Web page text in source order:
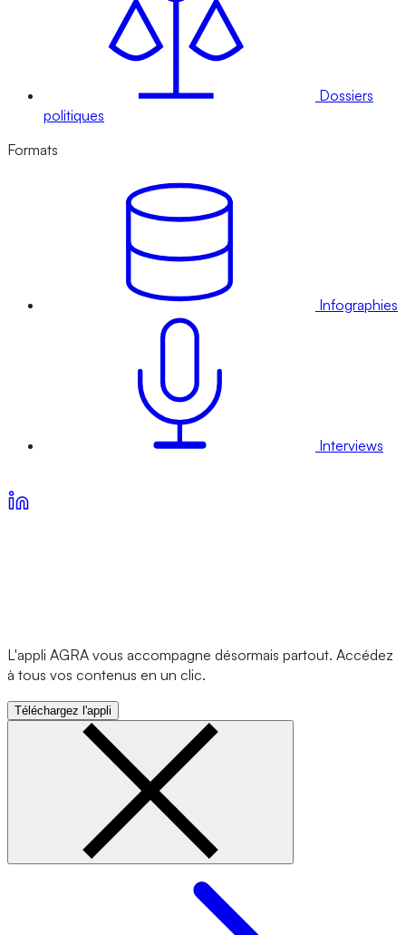
Dossiers
politiques
Formats
Infographies
Interviews
L'appli AGRA vous accompagne désormais partout. Accédez
à tous vos contenus en un clic.
Téléchargez l'appli